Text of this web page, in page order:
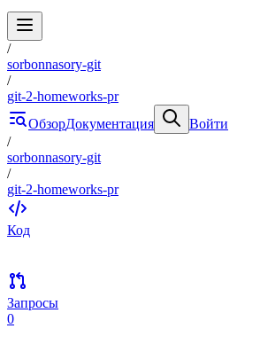
/
sorbonnasory-git
/
git-2-homeworks-pr
ОбзорДокументация
Войти
/
sorbonnasory-git
/
git-2-homeworks-pr
Код
Запросы
0